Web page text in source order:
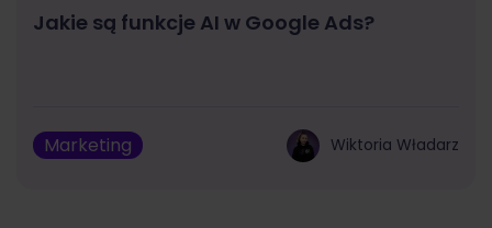
Jakie są funkcje AI w Google Ads?
Marketing Wiktoria Władarz